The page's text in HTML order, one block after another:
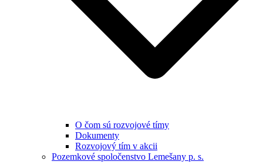
O čom sú rozvojové tímy
Dokumenty
Rozvojový tím v akcii
Pozemkové spoločenstvo Lemešany p. s.